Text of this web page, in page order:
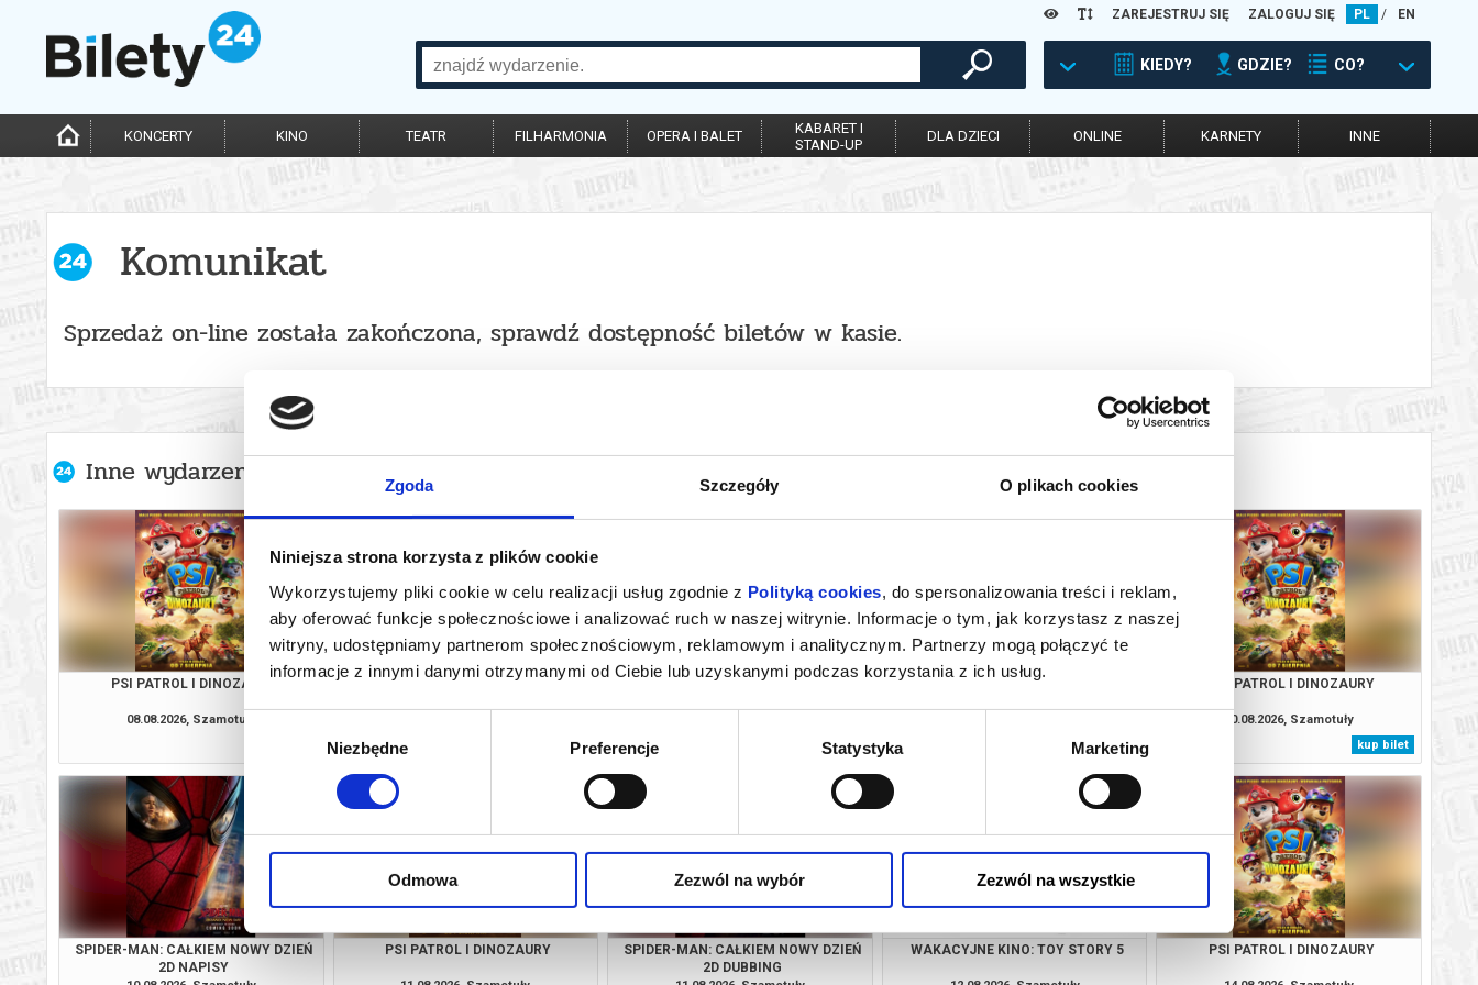
Zgoda Szczegóły O plikach cookies
Niniejsza strona korzysta z plików cookie
Wykorzystujemy pliki cookie w celu realizacji usług zgodnie z Polityką cookies, do spersonalizowania treści i reklam,
aby oferować funkcje społecznościowe i analizować ruch w naszej witrynie. Informacje o tym, jak korzystasz z naszej
witryny, udostępniamy partnerom społecznościowym, reklamowym i analitycznym. Partnerzy mogą połączyć te
informacje z innymi danymi otrzymanymi od Ciebie lub uzyskanymi podczas korzystania z ich usług.
Wybór
Niezbędne Preferencje Statystyka Marketing
Odmowa Zezwól na wybór Zezwól na wszystkie
ZAREJESTRUJ SIĘ ZALOGUJ SIĘ PL / EN
KIEDY? GDZIE? CO?
KONCERTY KINO TEATR FILHARMONIA OPERA I BALET
KABARET I
STAND-UP
DLA DZIECI ONLINE KARNETY INNE
Komunikat
Sprzedaż on-line została zakończona, sprawdź dostępność biletów w kasie.
Inne wydarzenia organizatora
PSI PATROL I DINOZAURY
08.08.2026, Szamotuły
SPIDER-MAN: CAŁKIEM NOWY DZIEŃ
kup bilet
PSI PATROL I DINOZAURY
kup bilet
SPIDER-MAN: CAŁKIEM NOWY DZIEŃ
kup bilet
PSI PATROL I DINOZAURY
10.08.2026, Szamotuły
kup bilet
SPIDER-MAN: CAŁKIEM NOWY DZIEŃ
2D NAPISY
PSI PATROL I DINOZAURY
SPIDER-MAN: CAŁKIEM NOWY DZIEŃ
2D DUBBING
WAKACYJNE KINO: TOY STORY 5 PSI PATROL I DINOZAURY